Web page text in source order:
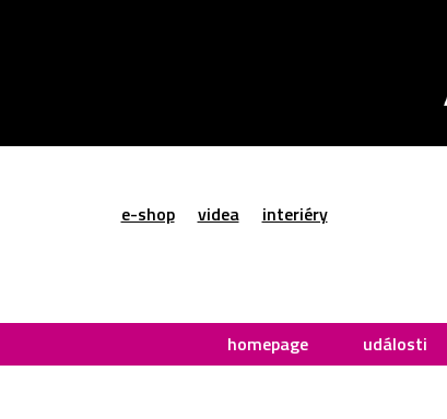
e-shop videa interiéry
homepage události